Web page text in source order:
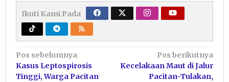
Ikuti Kami Pada
Navigasi
pos
Pos sebelumnya
Kasus Leptospirosis
Tinggi, Warga Pacitan
Pos berikutnya
Kecelakaan Maut di Jalur
Pacitan-Tulakan,